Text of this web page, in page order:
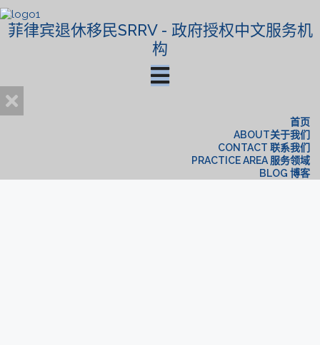
菲律宾退休移民SRRV - 政府授权中文服务机
构
首页
ABOUT关于我们
CONTACT 联系我们
PRACTICE AREA 服务领域
BLOG 博客